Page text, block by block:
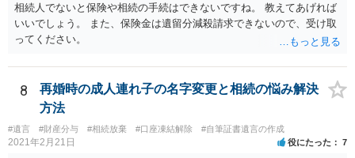
相続人でないと保険や相続の手続はできないですね。 教えてあげれば
いいでしょう。 また、保険金は遺留分減殺請求できないので、受け取
ってください。
8
再婚時の成人連れ子の名字変更と相続の悩み解決
方法
#遺言 #財産分与 #相続放棄 #口座凍結解除 #自筆証書遺言の作成
2021年2月21日 役にたった 7